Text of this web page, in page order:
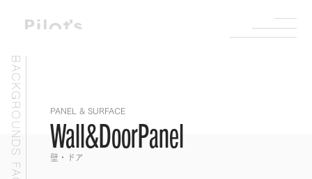
BACKGROUNDS FACTORY PANEL & SURFACE
Wall&DoorPanel
壁・ドア